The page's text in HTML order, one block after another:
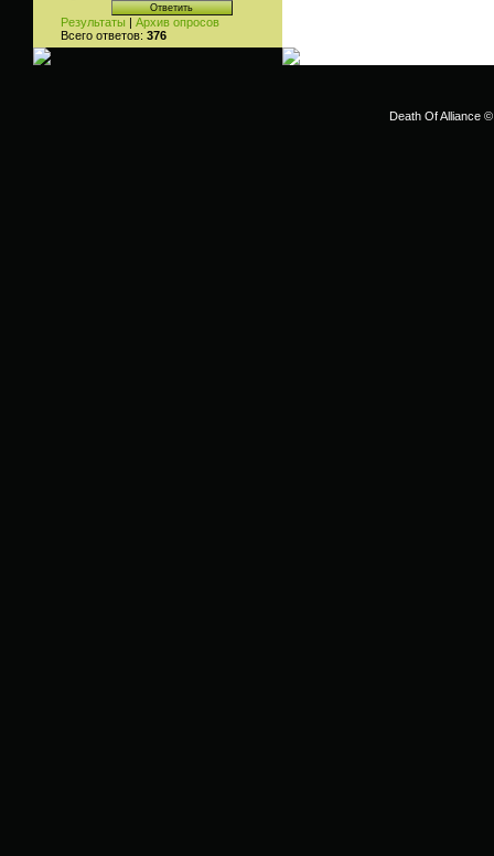
Результаты | Архив опросов
Всего ответов: 376
Death Of Alliance